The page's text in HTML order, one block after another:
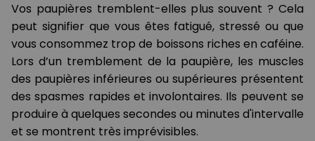
Vos paupières tremblent-elles plus souvent ? Cela
peut signifier que vous êtes fatigué, stressé ou que
vous consommez trop de boissons riches en caféine.
Lors d’un tremblement de la paupière, les muscles
des paupières inférieures ou supérieures présentent
des spasmes rapides et involontaires. Ils peuvent se
produire à quelques secondes ou minutes d'intervalle
et se montrent très imprévisibles.